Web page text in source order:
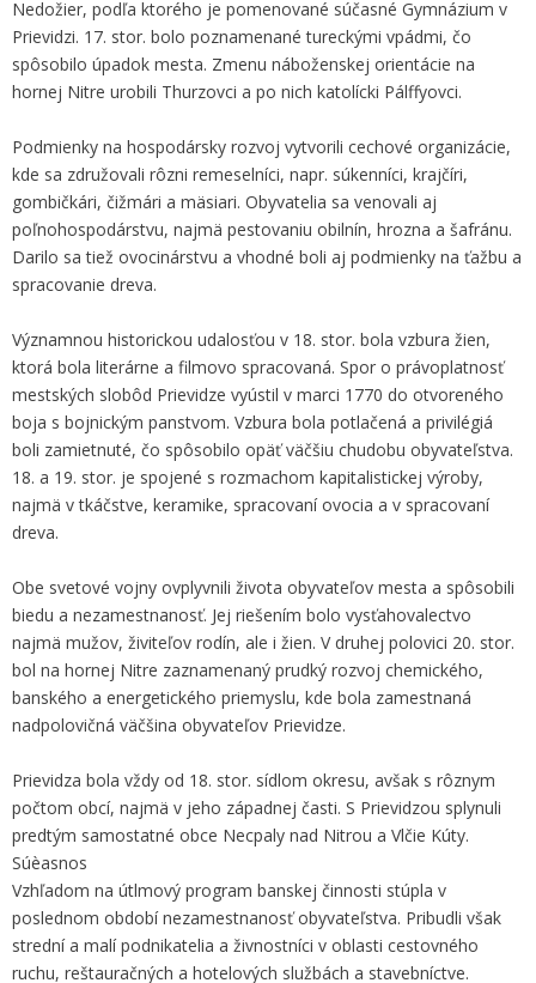
Nedožier, podľa ktorého je pomenované súčasné Gymnázium v
Prievidzi. 17. stor. bolo poznamenané tureckými vpádmi, čo
spôsobilo úpadok mesta. Zmenu náboženskej orientácie na
hornej Nitre urobili Thurzovci a po nich katolícki Pálffyovci.
Podmienky na hospodársky rozvoj vytvorili cechové organizácie,
kde sa združovali rôzni remeselníci, napr. súkenníci, krajčíri,
gombičkári, čižmári a mäsiari. Obyvatelia sa venovali aj
poľnohospodárstvu, najmä pestovaniu obilnín, hrozna a šafránu.
Darilo sa tiež ovocinárstvu a vhodné boli aj podmienky na ťažbu a
spracovanie dreva.
Významnou historickou udalosťou v 18. stor. bola vzbura žien,
ktorá bola literárne a filmovo spracovaná. Spor o právoplatnosť
mestských slobôd Prievidze vyústil v marci 1770 do otvoreného
boja s bojnickým panstvom. Vzbura bola potlačená a privilégiá
boli zamietnuté, čo spôsobilo opäť väčšiu chudobu obyvateľstva.
18. a 19. stor. je spojené s rozmachom kapitalistickej výroby,
najmä v tkáčstve, keramike, spracovaní ovocia a v spracovaní
dreva.
Obe svetové vojny ovplyvnili života obyvateľov mesta a spôsobili
biedu a nezamestnanosť. Jej riešením bolo vysťahovalectvo
najmä mužov, živiteľov rodín, ale i žien. V druhej polovici 20. stor.
bol na hornej Nitre zaznamenaný prudký rozvoj chemického,
banského a energetického priemyslu, kde bola zamestnaná
nadpolovičná väčšina obyvateľov Prievidze.
Prievidza bola vždy od 18. stor. sídlom okresu, avšak s rôznym
počtom obcí, najmä v jeho západnej časti. S Prievidzou splynuli
predtým samostatné obce Necpaly nad Nitrou a Vlčie Kúty.
Súèasnos
Vzhľadom na útlmový program banskej činnosti stúpla v
poslednom období nezamestnanosť obyvateľstva. Pribudli však
strední a malí podnikatelia a živnostníci v oblasti cestovného
ruchu, reštauračných a hotelových službách a stavebníctve.